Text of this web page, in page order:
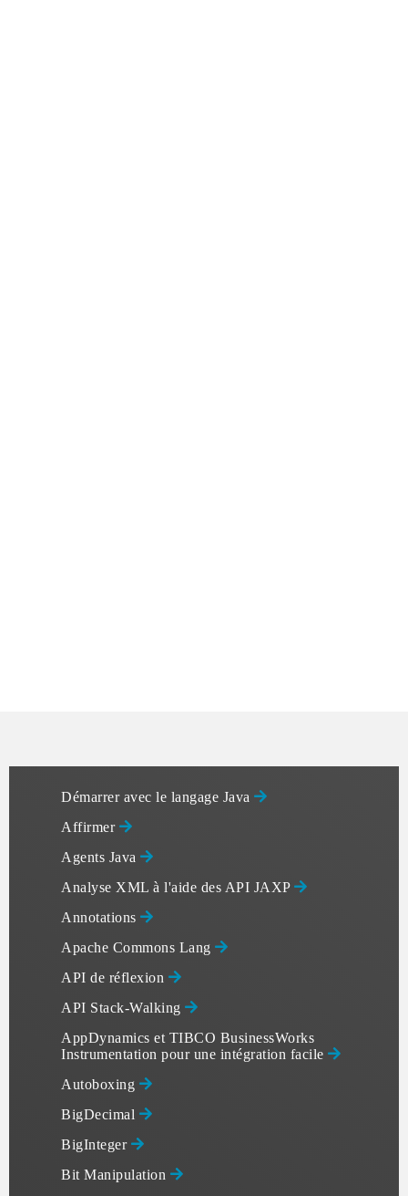
Démarrer avec le langage Java
Affirmer
Agents Java
Analyse XML à l'aide des API JAXP
Annotations
Apache Commons Lang
API de réflexion
API Stack-Walking
AppDynamics et TIBCO BusinessWorks
Instrumentation pour une intégration facile
Autoboxing
BigDecimal
BigInteger
Bit Manipulation